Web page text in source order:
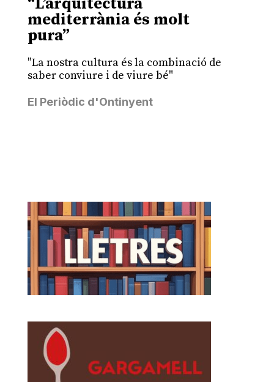
“L’arquitectura
mediterrània és molt
pura”
"La nostra cultura és la combinació de
saber conviure i de viure bé"
El Periòdic d'Ontinyent